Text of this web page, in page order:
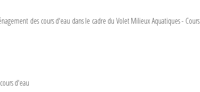
des cours d'eau dans le cadre du Volet Milieux Aquatiques - Cours
d'eau